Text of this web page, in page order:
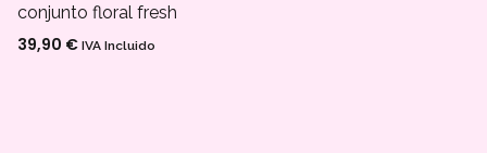
conjunto floral fresh
39,90 € IVA Incluido